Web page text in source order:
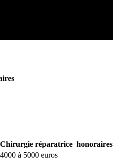
Chirurgie réparatrice honoraires
4000 à 5000 euros